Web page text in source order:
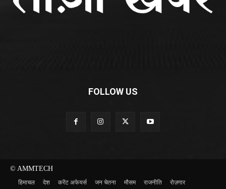
FOLLOW US
© AMMTECH
हिमाचल देश करेंट अफेयर्स जन चेतना मौसम राजनीति
रोज़गार